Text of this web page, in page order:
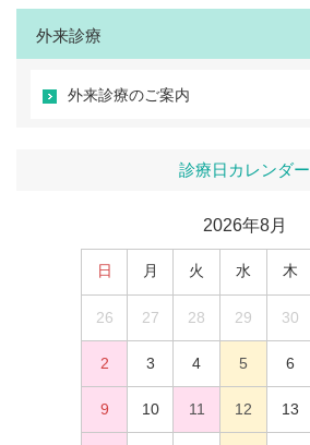
外来診療
外来診療のご案内
診療日カレンダー
2026年8月
日 月 火 水 木
26 27 28 29 30
2 3 4 5 6
9 10 11 12 13